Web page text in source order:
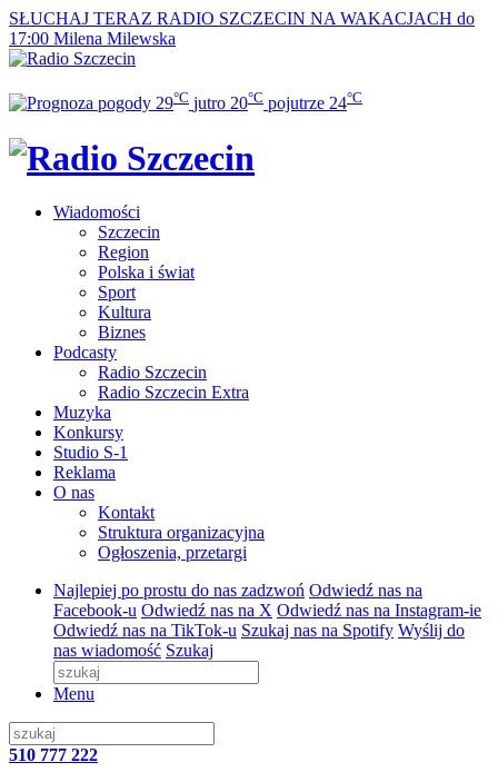
SŁUCHAJ TERAZ RADIO SZCZECIN NA WAKACJACH do
17:00 Milena Milewska
29°C jutro 20°C pojutrze 24°C
Wiadomości
Szczecin
Region
Polska i świat
Sport
Kultura
Biznes
Podcasty
Radio Szczecin
Radio Szczecin Extra
Muzyka
Konkursy
Studio S-1
Reklama
O nas
Kontakt
Struktura organizacyjna
Ogłoszenia, przetargi
Najlepiej po prostu do nas zadzwoń Odwiedź nas na
Facebook-u Odwiedź nas na X Odwiedź nas na Instagram-ie
Odwiedź nas na TikTok-u Szukaj nas na Spotify Wyślij do
nas wiadomość Szukaj
Menu
510 777 222